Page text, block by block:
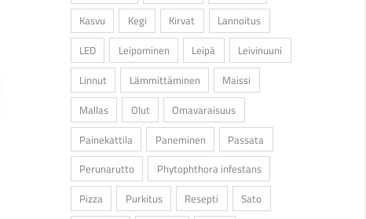
Kasvu
Kegi Kirvat
Lannoitus
LED
Leipominen Leipä
Leivinuuni
Linnut
Lämmittäminen
Maissi
Mallas
Olut
Omavaraisuus
Painekattila
Paneminen
Passata
Perunarutto
Phytophthora infestans
Pizza
Purkitus Resepti
Sato